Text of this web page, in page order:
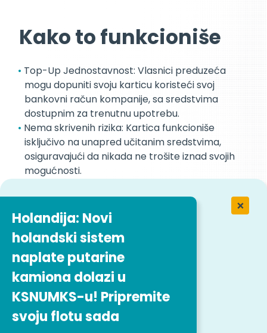
Holandija: Novi
holandski sistem
naplate putarine
kamiona dolazi u
KSNUMKS-u! Pripremite
svoju flotu sada
Kako to funkcioniše
Top-Up Jednostavnost: Vlasnici preduzeća
mogu dopuniti svoju karticu koristeći svoj
bankovni račun kompanije, sa sredstvima
dostupnim za trenutnu upotrebu.
Nema skrivenih rizika: Kartica funkcioniše
isključivo na unapred učitanim sredstvima,
osiguravajući da nikada ne trošite iznad svojih
mogućnosti.
posluje na VISA mreži, što ga čini široko
prihvaćenim širom Evrope i šire.
Doživite pogodnost
Bez obzira da li rukovanje troškove goriva,
popravke, putarine, ili bilo neočekivane troškove,
360Cash kartica je vaš pouzdan partner za